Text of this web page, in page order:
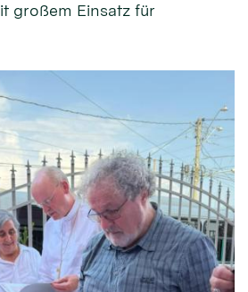
großem Einsatz für